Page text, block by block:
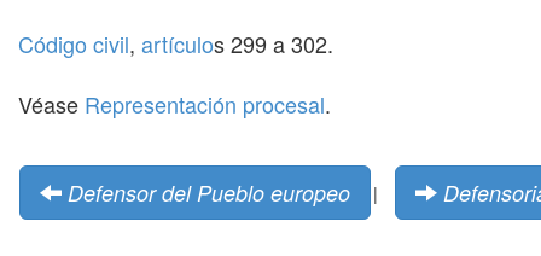
Código civil, artículos 299 a 302.
Véase Representación procesal.
Defensor del Pueblo europeo |